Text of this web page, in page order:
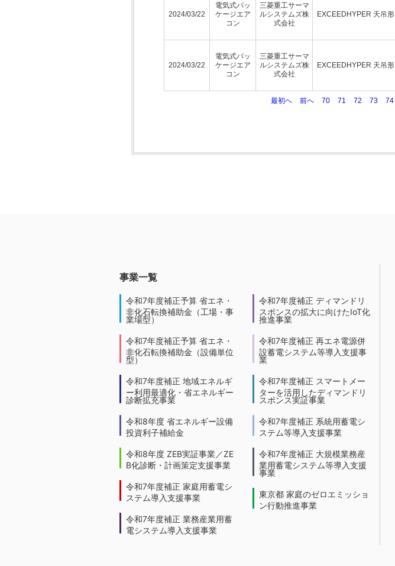
2024/03/22
電気式パッ
ケージエア
コン
三菱重工サーマ
ルシステムズ株
式会社
EXCEEDHYPER 天吊形
2024/03/22
電気式パッ
ケージエア
コン
三菱重工サーマ
ルシステムズ株
式会社
EXCEEDHYPER 天吊形
最初へ 前へ 70 71 72 73 74
事業一覧
令和7年度補正予算 省エネ・
非化石転換補助金（工場・事
業場型）
令和7年度補正予算 省エネ・
非化石転換補助金（設備単位
型）
令和7年度補正 地域エネルギ
ー利用最適化・省エネルギー
診断拡充事業
令和8年度 省エネルギー設備
投資利子補給金
令和8年度 ZEB実証事業／ZE
B化診断・計画策定支援事業
令和7年度補正 家庭用蓄電シ
ステム導入支援事業
令和7年度補正 業務産業用蓄
電システム導入支援事業
令和7年度補正 ディマンドリ
スポンスの拡大に向けたIoT化
推進事業
令和7年度補正 再エネ電源併
設蓄電システム等導入支援事
業
令和7年度補正 スマートメー
ターを活用したディマンドリ
スポンス実証事業
令和7年度補正 系統用蓄電シ
ステム等導入支援事業
令和7年度補正 大規模業務産
業用蓄電システム等導入支援
事業
東京都 家庭のゼロエミッショ
ン行動推進事業